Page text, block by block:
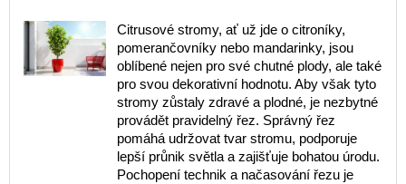
Citrusové stromy, ať už jde o citroníky,
pomerančovníky nebo mandarinky, jsou
oblíbené nejen pro své chutné plody, ale také
pro svou dekorativní hodnotu. Aby však tyto
stromy zůstaly zdravé a plodné, je nezbytné
provádět pravidelný řez. Správný řez
pomáhá udržovat tvar stromu, podporuje
lepší průnik světla a zajišťuje bohatou úrodu.
Pochopení technik a načasování řezu je